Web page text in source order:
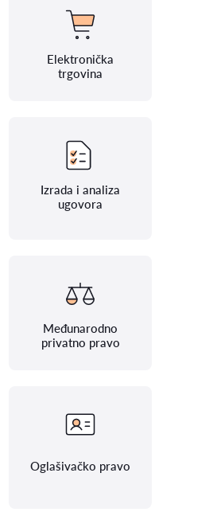
Elektronička
trgovina
Izrada i analiza
ugovora
Međunarodno
privatno pravo
Oglašivačko pravo